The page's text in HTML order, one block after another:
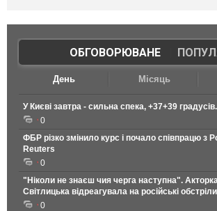
ОБГОВОРЮВАНЕ|
День Місяць
У Києві завтра - сильна спека, +37+39
0
ФБР різко змінило курс і почало співпрацю з
Reuters
0
"Ніколи не знаєш чия черга наступна".
Світлицька відреагувала на російські обстріли
0